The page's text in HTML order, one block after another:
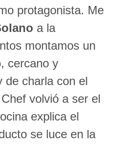
protagonista. Me
a la
montamos un
cercano y
de charla con el
volvió a ser el
explica el
se luce en la